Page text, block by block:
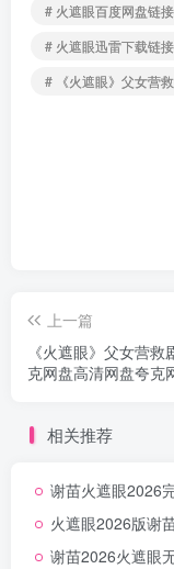
# 火遮眼百度网盘链接
# 火遮眼迅雷下载链接
# 《火遮眼》父女营
上一篇
《火遮眼》父女营救
克网盘高清网盘夸克
相关推荐
谢苗火遮眼2026
火遮眼2026版谢
谢苗2026火遮眼